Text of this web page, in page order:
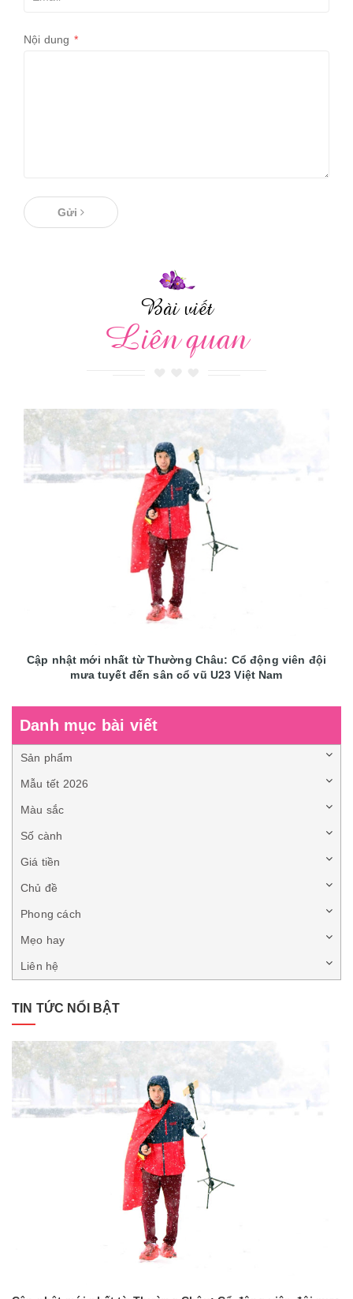
Nội dung *
Gửi
Bài viết
Liên quan
Cập nhật mới nhất từ Thường Châu: Cổ động viên đội
mưa tuyết đến sân cổ vũ U23 Việt Nam
Danh mục bài viết
Sản phẩm
Mẫu tết 2026
Màu sắc
Số cành
Giá tiền
Chủ đề
Phong cách
Mẹo hay
Liên hệ
TIN TỨC NỔI BẬT